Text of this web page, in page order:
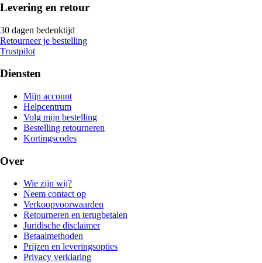
Levering en retour
30 dagen bedenktijd
Retourneer je bestelling
Trustpilot
Diensten
Mijn account
Helpcentrum
Volg mijn bestelling
Bestelling retourneren
Kortingscodes
Over
Wie zijn wij?
Neem contact op
Verkoopvoorwaarden
Retourneren en terugbetalen
Juridische disclaimer
Betaalmethoden
Prijzen en leveringsopties
Privacy verklaring